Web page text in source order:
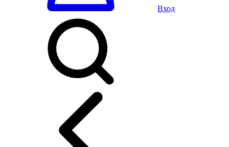
Вход